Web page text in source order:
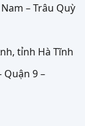
– Trâu Quỳ
tỉnh Hà Tĩnh
Quận 9 –